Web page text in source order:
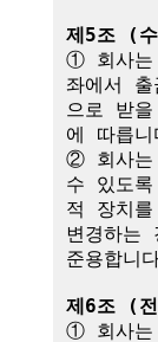
제5조 (
① 회사는
좌에서
으로 받
에 따릅니
② 회사는
수 있도
적 장치
변경하는
준용합니
제6조 (전
① 회사는